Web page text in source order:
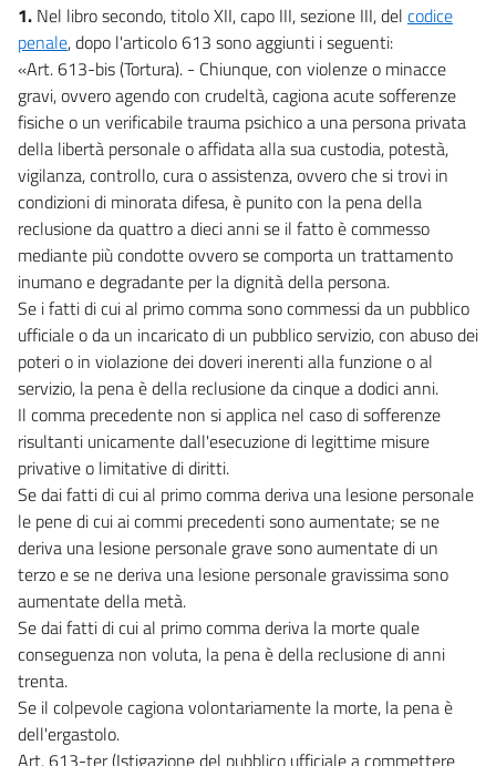
1. Nel libro secondo, titolo XII, capo III, sezione III, del codice
penale, dopo l'articolo 613 sono aggiunti i seguenti:
«Art. 613-bis (Tortura). - Chiunque, con violenze o minacce
gravi, ovvero agendo con crudeltà, cagiona acute sofferenze
fisiche o un verificabile trauma psichico a una persona privata
della libertà personale o affidata alla sua custodia, potestà,
vigilanza, controllo, cura o assistenza, ovvero che si trovi in
condizioni di minorata difesa, è punito con la pena della
reclusione da quattro a dieci anni se il fatto è commesso
mediante più condotte ovvero se comporta un trattamento
inumano e degradante per la dignità della persona.
Se i fatti di cui al primo comma sono commessi da un pubblico
ufficiale o da un incaricato di un pubblico servizio, con abuso dei
poteri o in violazione dei doveri inerenti alla funzione o al
servizio, la pena è della reclusione da cinque a dodici anni.
Il comma precedente non si applica nel caso di sofferenze
risultanti unicamente dall'esecuzione di legittime misure
privative o limitative di diritti.
Se dai fatti di cui al primo comma deriva una lesione personale
le pene di cui ai commi precedenti sono aumentate; se ne
deriva una lesione personale grave sono aumentate di un
terzo e se ne deriva una lesione personale gravissima sono
aumentate della metà.
Se dai fatti di cui al primo comma deriva la morte quale
conseguenza non voluta, la pena è della reclusione di anni
trenta.
Se il colpevole cagiona volontariamente la morte, la pena è
dell'ergastolo.
Art. 613-ter (Istigazione del pubblico ufficiale a commettere